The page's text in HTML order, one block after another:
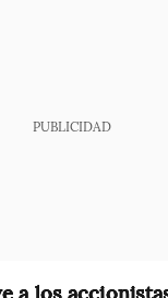
PUBLICIDAD
a los